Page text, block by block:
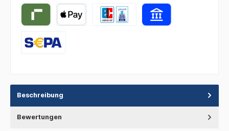
Beschreibung
Bewertungen